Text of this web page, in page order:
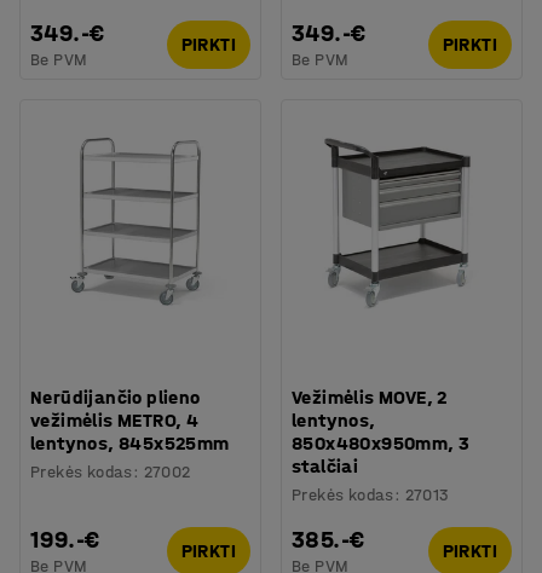
349.-€
Be PVM
PIRKTI 349.-€
Be PVM
PIRKTI
Nerūdijančio plieno
vežimėlis METRO, 4
lentynos, 845x525mm
Prekės kodas : 27002
199.-€
Be PVM
PIRKTI
Vežimėlis MOVE, 2
lentynos,
850x480x950mm, 3
stalčiai
Prekės kodas : 27013
385.-€
Be PVM
PIRKTI